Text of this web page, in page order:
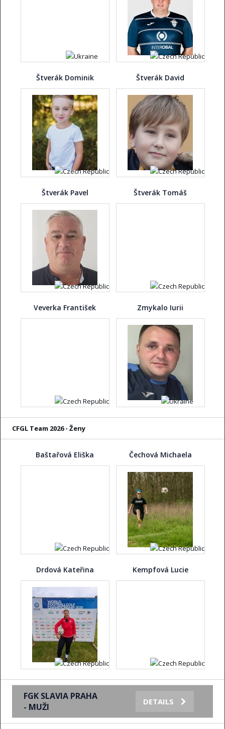
Štverák Dominik Štverák David
Štverák Pavel Štverák Tomáš
Veverka František Zmykalo Iurii
CFGL Team 2026 - Ženy
Baštařová Eliška Čechová Michaela
Drdová Kateřina Kempfová Lucie
FGK SLAVIA PRAHA
- MUŽI
DETAILS